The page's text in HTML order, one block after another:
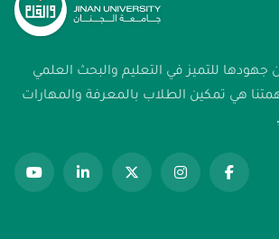
للتميز في التعليم والبحث العلمي
هي تمكين الطلاب بالمعرفة والمهارات